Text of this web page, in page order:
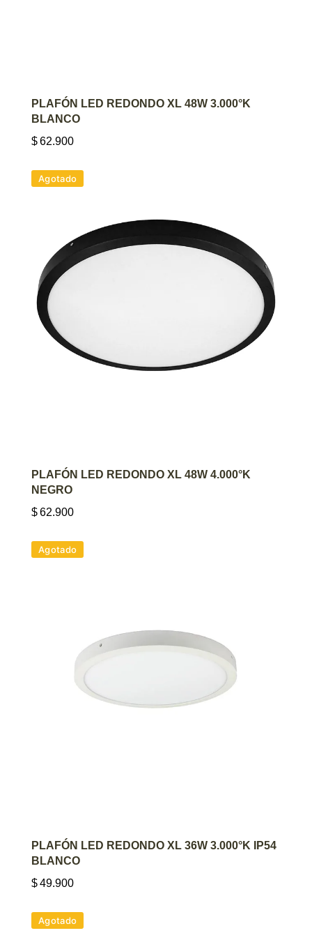
AGREGAR AL CARRITO
PLAFÓN LED REDONDO XL 48W 3.000°K
BLANCO
$62.900
Agotado
AGREGAR AL CARRITO
PLAFÓN LED REDONDO XL 48W 4.000°K
NEGRO
$62.900
Agotado
AGREGAR AL CARRITO
PLAFÓN LED REDONDO XL 36W 3.000°K IP54
BLANCO
$49.900
Agotado